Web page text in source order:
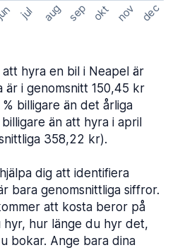
jul aug sep okt nov dec
att hyra en bil i Neapel är
är i genomsnitt 150,45 kr
billigare än det årliga
än att hyra i april
358,22 kr).
dig att identifiera
bara genomsnittliga siffror.
att kosta beror på
hur länge du hyr det,
bokar. Ange bara dina